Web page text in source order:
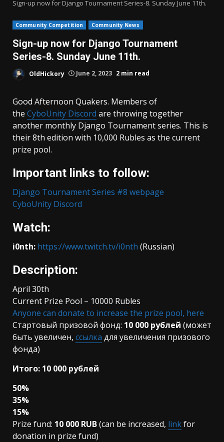
Sign-up now for Django Tournament Series-8. Sunday June 11th.
Community Competition Community News
Sign-up now for Django Tournament
Series-8. Sunday June 11th.
OldHickory June 2, 2023 2 min read
Good Afternoon Quakers. Members of
the CyboUnity Discord are throwing together
another monthly Django Tournament series. This is
their 8th edition with 10,000 Rubles as the current
prize pool.
Important links to follow:
Django Tournament Series #8 webpage
CyboUnity Discord
Watch:
i0nth: https://www.twitch.tv/i0nth (Russian)
Description:
April 30th
Current Prize Pool – 10000 Rubles
Anyone can donate to increase the prize pool, here
Стартовый призовой фонд: 10 000 рублей (может
быть увеличен, ссылка для увеличения призового
фонда)
Итого: 10 000 рублей
50%
35%
15%
Prize fund: 10 000 RUB(can be increased, linkfor
donation in prize fund)